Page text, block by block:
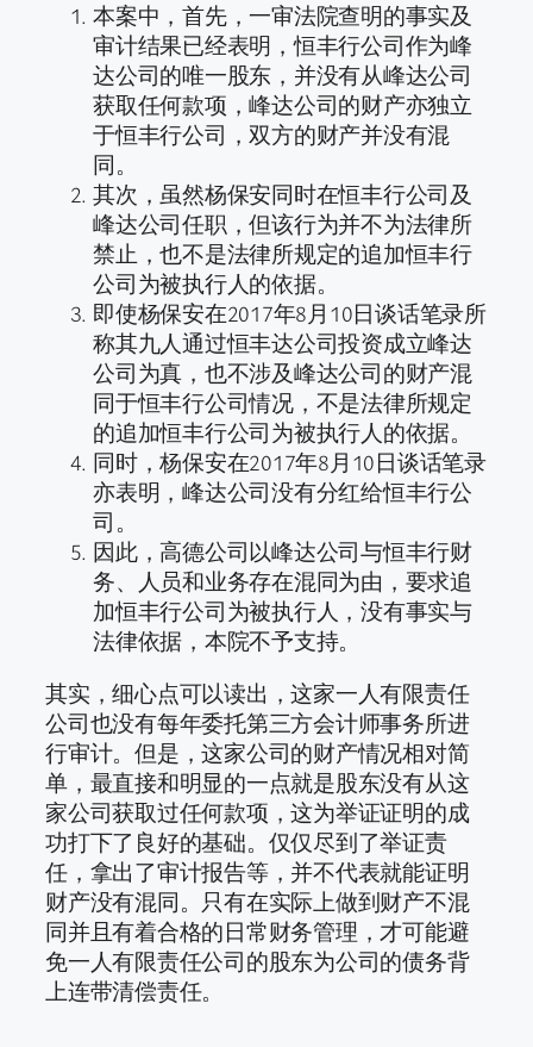
本案中，首先，一审法院查明的事实及
审计结果已经表明，恒丰行公司作为峰
达公司的唯一股东，并没有从峰达公司
获取任何款项，峰达公司的财产亦独立
于恒丰行公司，双方的财产并没有混
同。
其次，虽然杨保安同时在恒丰行公司及
峰达公司任职，但该行为并不为法律所
禁止，也不是法律所规定的追加恒丰行
公司为被执行人的依据。
即使杨保安在2017年8月10日谈话笔录所
称其九人通过恒丰达公司投资成立峰达
公司为真，也不涉及峰达公司的财产混
同于恒丰行公司情况，不是法律所规定
的追加恒丰行公司为被执行人的依据。
同时，杨保安在2017年8月10日谈话笔录
亦表明，峰达公司没有分红给恒丰行公
司。
因此，高德公司以峰达公司与恒丰行财
务、人员和业务存在混同为由，要求追
加恒丰行公司为被执行人，没有事实与
法律依据，本院不予支持。
其实，细心点可以读出，这家一人有限责任
公司也没有每年委托第三方会计师事务所进
行审计。但是，这家公司的财产情况相对简
单，最直接和明显的一点就是股东没有从这
家公司获取过任何款项，这为举证证明的成
功打下了良好的基础。仅仅尽到了举证责
任，拿出了审计报告等，并不代表就能证明
财产没有混同。只有在实际上做到财产不混
同并且有着合格的日常财务管理，才可能避
免一人有限责任公司的股东为公司的债务背
上连带清偿责任。